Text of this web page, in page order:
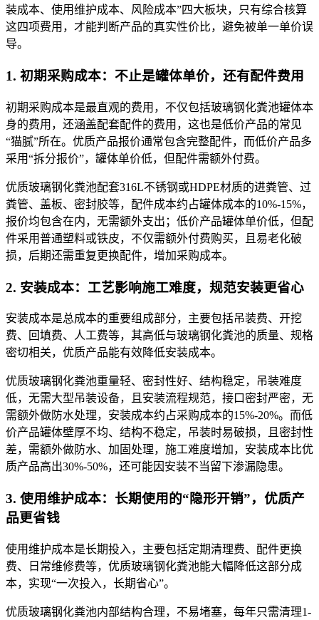
装成本、使用维护成本、风险成本”四大板块，只有综合核算
这四项费用，才能判断产品的真实性价比，避免被单一单价误
导。
1. 初期采购成本：不止是罐体单价，还有配件费用
初期采购成本是最直观的费用，不仅包括玻璃钢化粪池罐体本
身的费用，还涵盖配套配件的费用，这也是低价产品的常见
“猫腻”所在。优质产品报价通常包含完整配件，而低价产品多
采用“拆分报价”，罐体单价低，但配件需额外付费。
优质玻璃钢化粪池配套316L不锈钢或HDPE材质的进粪管、过
粪管、盖板、密封胶等，配件成本约占罐体成本的10%-15%，
报价均包含在内，无需额外支出；低价产品罐体单价低，但配
件采用普通塑料或铁皮，不仅需额外付费购买，且易老化破
损，后期还需重复更换配件，增加采购成本。
2. 安装成本：工艺影响施工难度，规范安装更省心
安装成本是总成本的重要组成部分，主要包括吊装费、开挖
费、回填费、人工费等，其高低与玻璃钢化粪池的质量、规格
密切相关，优质产品能有效降低安装成本。
优质玻璃钢化粪池重量轻、密封性好、结构稳定，吊装难度
低，无需大型吊装设备，且安装流程规范，接口密封严密，无
需额外做防水处理，安装成本约占采购成本的15%-20%。而低
价产品罐体壁厚不均、结构不稳定，吊装时易破损，且密封性
差，需额外做防水、加固处理，施工难度增加，安装成本比优
质产品高出30%-50%，还可能因安装不当留下渗漏隐患。
3. 使用维护成本：长期使用的“隐形开销”，优质产
品更省钱
使用维护成本是长期投入，主要包括定期清理费、配件更换
费、日常维修费等，优质玻璃钢化粪池能大幅降低这部分成
本，实现“一次投入，长期省心”。
优质玻璃钢化粪池内部结构合理，不易堵塞，每年只需清理1-